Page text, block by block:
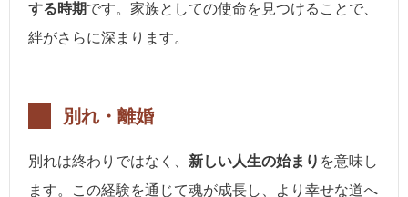
する時期です。家族としての使命を見つけることで、
絆がさらに深まります。
別れ・離婚
別れは終わりではなく、 新しい人生の始まり を意味し
ます。この経験を通じて魂が成長し、より幸せな道へ